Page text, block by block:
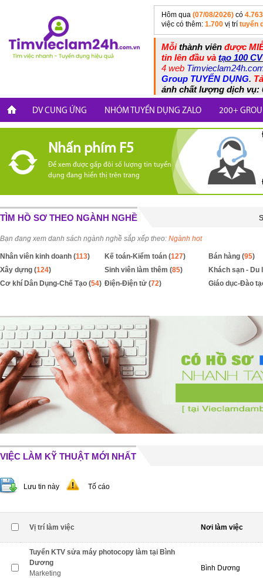
Hôm qua (07/08/2026) có 4.763
việc có thêm: 1.700 vị trí tuyển
Mỗithành viên được
tin lên đầu và tạo 100
4 web
Group TUYỂN DỤNG.
ánh chất lượng dịch vụ:
DV CUNG ỨNG NHÓM TUYỂN DỤNG ZALO 200+
Nhấn phím F5
Để xem được gấp đôi số lượng tin tuyển
dụng đang hiển thị trên trang
TÌM HỒ SƠ THEO NGÀNH NGHỀ
Bạn đang xem danh sách ngành nghề sắp xếp theo: Ngành hot
Nhân viên kinh doanh (113) Kế toán-Kiểm toán (127) Bán hàng (95)
Xây dựng (124) Sinh viên làm thêm (85)
Khách sạn - Du
Cơ khí Dân Dụng-Chế Tạo (54) Điện-Điện tử (72) Giáo dục-Đào
VIỆC LÀM KỸ THUẬT MỚI NHẤT
Lưu tin này Tố cáo
Vị trí làm việc Nơi làm việc
Tuyển KTV sửa máy photocopy làm tại Bình
Dương
Marketing
Bình Dương